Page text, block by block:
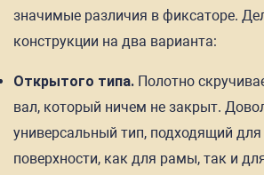
значимые различия в фиксаторе.
конструкции на два варианта:
Открытого типа. Полотно
вал, который ничем не закрыт.
универсальный тип, подходящий
поверхности, как для рамы, так и